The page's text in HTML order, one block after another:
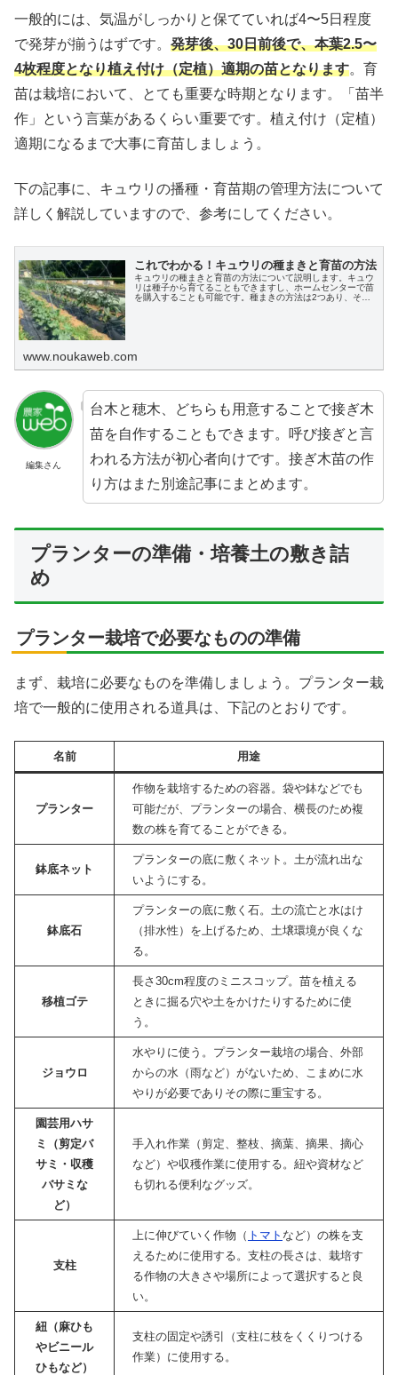
一般的には、気温がしっかりと保てていれば4〜5日程度
で発芽が揃うはずです。 発芽後、30日前後で、本葉2.5〜
4枚程度となり植え付け（定植）適期の苗となります。育
苗は栽培において、とても重要な時期となります。「苗半
作」という言葉があるくらい重要です。植え付け（定植）
適期になるまで大事に育苗しましょう。
下の記事に、キュウリの播種・育苗期の管理方法について
詳しく解説していますので、参考にしてください。
これでわかる！キュウリの種まきと育苗の方法
キュウリの種まきと育苗の方法について説明します。キュウ
リは種子から育てることもできますし、ホームセンターで苗
を購入することも可能です。種まきの方法は2つあり、それ
www.noukaweb.com
編集さん
台木と穂木、どちらも用意することで接ぎ木
苗を自作することもできます。呼び接ぎと言
われる方法が初心者向けです。接ぎ木苗の作
り方はまた別途記事にまとめます。
プランターの準備・培養土の敷き詰
め
プランター栽培で必要なものの準備
まず、栽培に必要なものを準備しましょう。プランター栽
培で一般的に使用される道具は、下記のとおりです。
名前 用途
プランター
作物を栽培するための容器。袋や鉢などでも
可能だが、プランターの場合、横長のため複
数の株を育てることができる。
鉢底ネット
プランターの底に敷くネット。土が流れ出な
いようにする。
鉢底石
プランターの底に敷く石。土の流亡と水はけ
（排水性）を上げるため、土壌環境が良くな
る。
移植ゴテ
長さ30cm程度のミニスコップ。苗を植える
ときに掘る穴や土をかけたりするために使
う。
ジョウロ
水やりに使う。プランター栽培の場合、外部
からの水（雨など）がないため、こまめに水
やりが必要でありその際に重宝する。
園芸用ハサ
ミ（剪定バ
サミ・収穫
バサミな
ど）
手入れ作業（剪定、整枝、摘葉、摘果、摘心
など）や収穫作業に使用する。紐や資材など
も切れる便利なグッズ。
支柱
上に伸びていく作物（ トマト など）の株を支
えるために使用する。支柱の長さは、栽培す
る作物の大きさや場所によって選択すると良
い。
紐（麻ひも
やビニール
ひもなど）
支柱の固定や誘引（支柱に枝をくくりつける
作業）に使用する。